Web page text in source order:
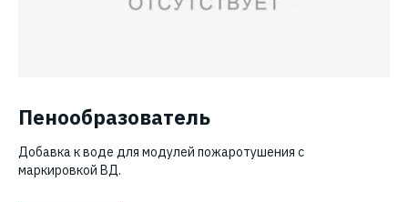
Пенообразователь
Добавка к воде для модулей пожаротушения с
маркировкой ВД.